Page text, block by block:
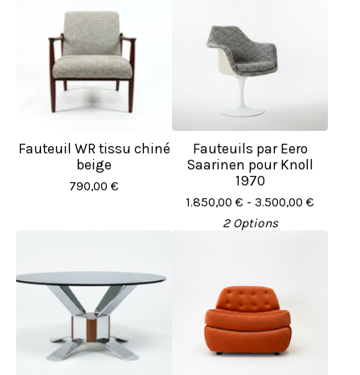
Fauteuil WR tissu chiné
beige
790,00 €
Fauteuils par Eero
Saarinen pour Knoll
1970
1.850,00 € - 3.500,00 €
2 Options